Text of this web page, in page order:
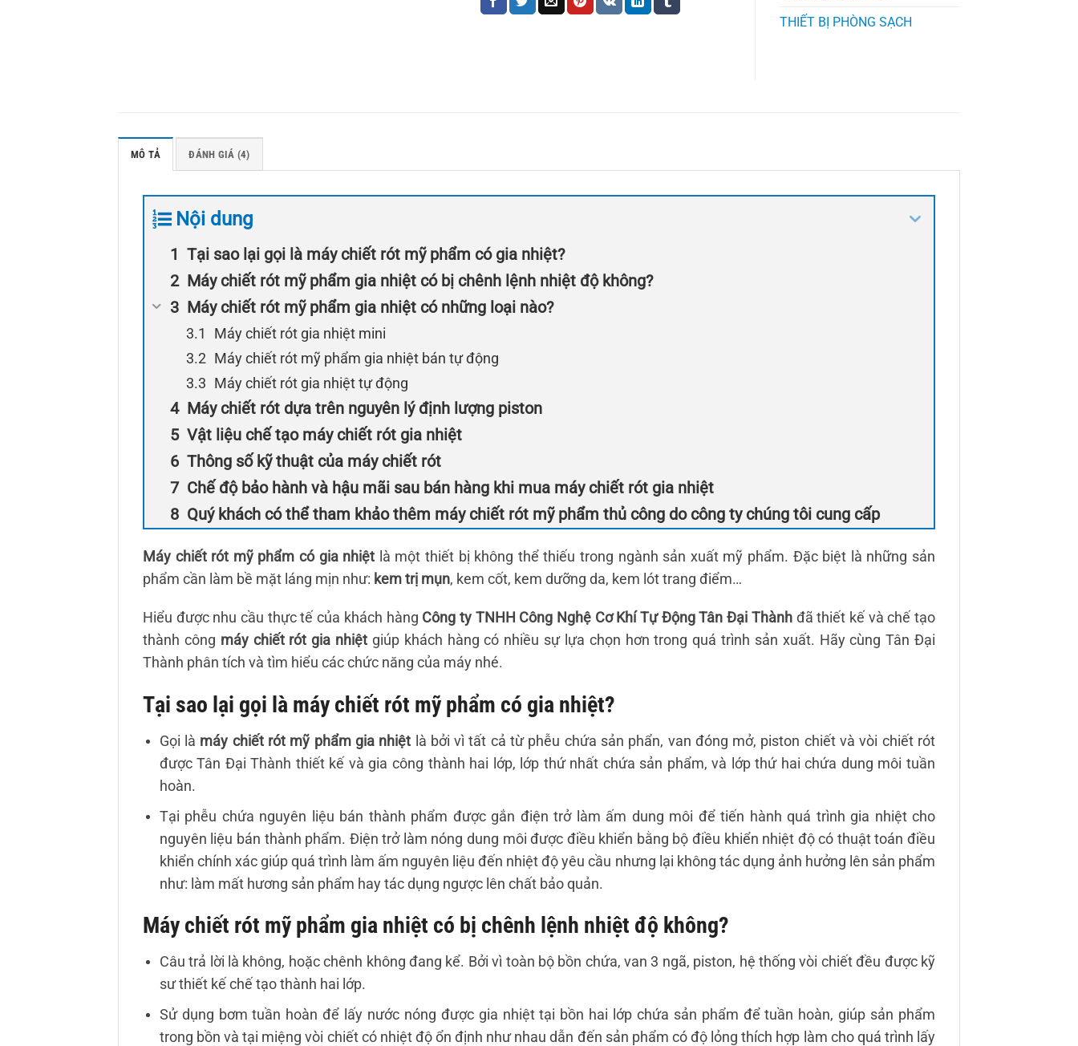
THIẾT BỊ PHÒNG SẠCH
MÔ TẢ ĐÁNH GIÁ (4)
Nội dung
Tại sao lại gọi là máy chiết rót mỹ phẩm có gia nhiệt?
Máy chiết rót mỹ phẩm gia nhiệt có bị chênh lệnh nhiệt độ không?
Máy chiết rót mỹ phẩm gia nhiệt có những loại nào?
Máy chiết rót gia nhiệt mini
Máy chiết rót mỹ phẩm gia nhiệt bán tự động
Máy chiết rót gia nhiệt tự động
Máy chiết rót dựa trên nguyên lý định lượng piston
Vật liệu chế tạo máy chiết rót gia nhiệt
Thông số kỹ thuật của máy chiết rót
Chế độ bảo hành và hậu mãi sau bán hàng khi mua máy chiết rót gia nhiệt
Quý khách có thể tham khảo thêm máy chiết rót mỹ phẩm thủ công do công ty chúng tôi cung cấp
Máy chiết rót mỹ phẩm có gia nhiệt là một thiết bị không thể thiếu trong ngành sản xuất mỹ phẩm. Đặc biệt là những sản
phẩm cần làm bề mặt láng mịn như: kem trị mụn, kem cốt, kem dưỡng da, kem lót trang điểm…
Hiểu được nhu cầu thực tế của khách hàng Công ty TNHH Công Nghệ Cơ Khí Tự Động Tân Đại Thànhđã thiết kế và chế tạo
thành công máy chiết rót gia nhiệt giúp khách hàng có nhiều sự lựa chọn hơn trong quá trình sản xuất. Hãy cùng Tân Đại
Thành phân tích và tìm hiểu các chức năng của máy nhé.
Tại sao lại gọi là máy chiết rót mỹ phẩm có gia nhiệt?
Gọi là máy chiết rót mỹ phẩm gia nhiệt là bởi vì tất cả từ phễu chứa sản phẩn, van đóng mở, piston chiết và vòi chiết rót
được Tân Đại Thành thiết kế và gia công thành hai lớp, lớp thứ nhất chứa sản phẩm, và lớp thứ hai chứa dung môi tuần
hoàn.
Tại phễu chứa nguyên liệu bán thành phẩm được gắn điện trở làm ấm dung môi để tiến hành quá trình gia nhiệt cho
nguyên liệu bán thành phẩm. Điện trở làm nóng dung môi được điều khiển bằng bộ điều khiển nhiệt độ có thuật toán điều
khiển chính xác giúp quá trình làm ấm nguyên liệu đến nhiệt độ yêu cầu nhưng lại không tác dụng ảnh hưởng lên sản phẩm
như: làm mất hương sản phẩm hay tác dụng ngược lên chất bảo quản.
Máy chiết rót mỹ phẩm gia nhiệt có bị chênh lệnh nhiệt độ không?
Câu trả lời là không, hoặc chênh không đang kể. Bởi vì toàn bộ bồn chứa, van 3 ngã, piston, hệ thống vòi chiết đều được kỹ
sư thiết kế chế tạo thành hai lớp.
Sử dụng bơm tuần hoàn để lấy nước nóng được gia nhiệt tại bồn hai lớp chứa sản phẩm để tuần hoàn, giúp sản phẩm
trong bồn và tại miệng vòi chiết có nhiệt độ ổn định như nhau dẫn đến sản phẩm có độ lỏng thích hợp làm cho quá trình lấy